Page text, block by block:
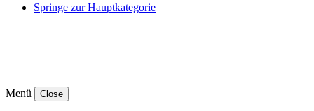
Springe zur Hauptkategorie
Menü Close